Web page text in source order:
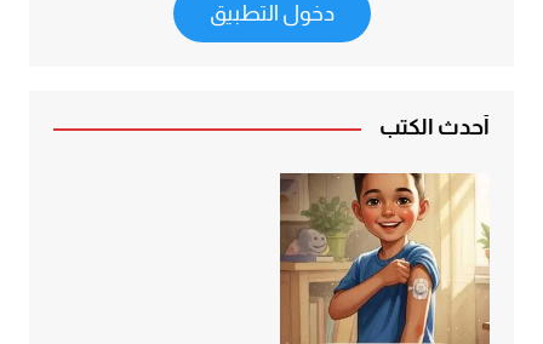
دخول التطبيق
أحدث الكتب